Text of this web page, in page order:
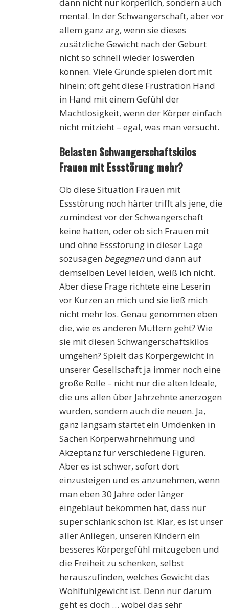
dann nicht nur körperlich, sondern auch
mental. In der Schwangerschaft, aber vor
allem ganz arg, wenn sie dieses
zusätzliche Gewicht nach der Geburt
nicht so schnell wieder loswerden
können. Viele Gründe spielen dort mit
hinein; oft geht diese Frustration Hand
in Hand mit einem Gefühl der
Machtlosigkeit, wenn der Körper einfach
nicht mitzieht – egal, was man versucht.
Belasten Schwangerschaftskilos
Frauen mit Essstörung mehr?
Ob diese Situation Frauen mit
Essstörung noch härter trifft als jene, die
zumindest vor der Schwangerschaft
keine hatten, oder ob sich Frauen mit
und ohne Essstörung in dieser Lage
sozusagen begegnenund dann auf
demselben Level leiden, weiß ich nicht.
Aber diese Frage richtete eine Leserin
vor Kurzen an mich und sie ließ mich
nicht mehr los. Genau genommen eben
die, wie es anderen Müttern geht? Wie
sie mit diesen Schwangerschaftskilos
umgehen? Spielt das Körpergewicht in
unserer Gesellschaft ja immer noch eine
große Rolle – nicht nur die alten Ideale,
die uns allen über Jahrzehnte anerzogen
wurden, sondern auch die neuen. Ja,
ganz langsam startet ein Umdenken in
Sachen Körperwahrnehmung und
Akzeptanz für verschiedene Figuren.
Aber es ist schwer, sofort dort
einzusteigen und es anzunehmen, wenn
man eben 30 Jahre oder länger
eingebläut bekommen hat, dass nur
super schlank schön ist. Klar, es ist unser
aller Anliegen, unseren Kindern ein
besseres Körpergefühl mitzugeben und
die Freiheit zu schenken, selbst
herauszufinden, welches Gewicht das
Wohlfühlgewicht ist. Denn nur darum
geht es doch … wobei das sehr